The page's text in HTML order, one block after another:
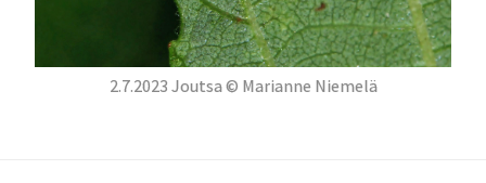
2.7.2023 Joutsa © Marianne Niemelä